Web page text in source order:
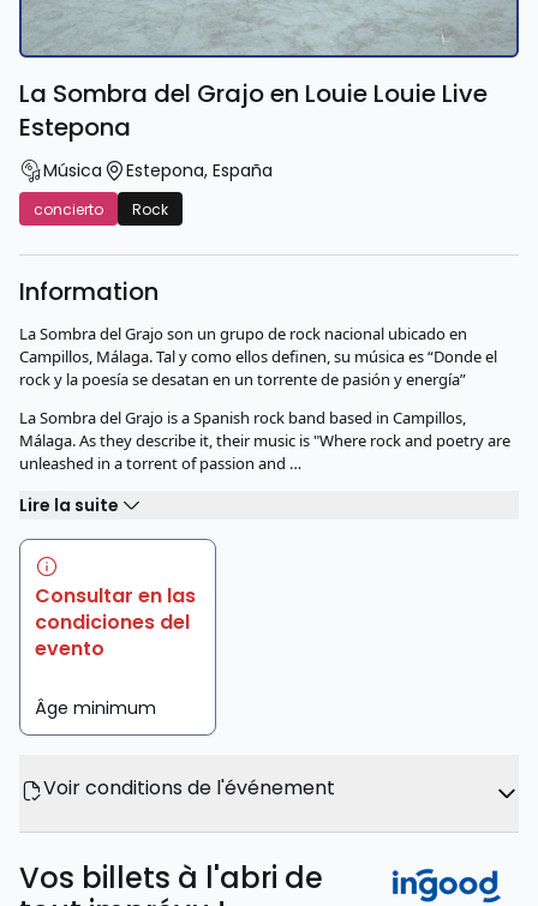
La Sombra del Grajo en Louie Louie Live
Estepona
Música Estepona, España
concierto Rock
Information
La Sombra del Grajo son un grupo de rock nacional ubicado en
Campillos, Málaga. Tal y como ellos definen, su música es “Donde el
rock y la poesía se desatan en un torrente de pasión y energía”
La Sombra del Grajo is a Spanish rock band based in Campillos,
Málaga. As they describe it, their music is "Where rock and poetry are
unleashed in a torrent of passion and …
Lire la suite
Consultar en las
condiciones del
evento
Âge minimum
Voir conditions de l'événement
Vos billets à l'abri de